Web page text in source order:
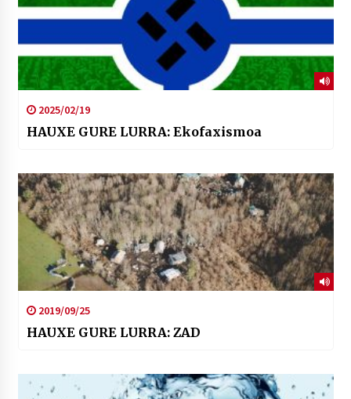
2025/02/19
HAUXE GURE LURRA: Ekofaxismoa
2019/09/25
HAUXE GURE LURRA: ZAD